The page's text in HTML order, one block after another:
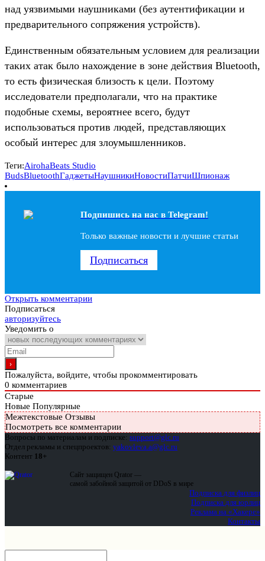
над уязвимыми наушниками (без аутентификации и
предварительного сопряжения устройств).
Единственным обязательным условием для реализации
таких атак было нахождение в зоне действия Bluetooth,
то есть физическая близость к цели. Поэтому
исследователи предполагали, что на практике
подобные схемы, вероятнее всего, будут
использоваться против людей, представляющих
особый интерес для злоумышленников.
Теги:AirohaBeats Studio
BudsBluetoothГаджетыНаушникиНовостиПатчиШпионаж
Подпишись на наc в Telegram!
Только важные новости и лучшие статьи
Подписаться
Открыть комментарии
Подписаться
авторизуйтесь
Уведомить о
Пожалуйста, войдите, чтобы прокомментировать
0 комментариев
Старые
Новые Популярные
Межтекстовые Отзывы
Посмотреть все комментарии
Вопросы по материалам и подписке: support@glc.ru
Отдел рекламы и спецпроектов: yakovleva.a@glc.ru
Контент 18+
Сайт защищен Qrator —
самой забойной защитой от DDoS в мире
Подписка для физлиц
Подписка для юрлиц
Реклама на «Хакере»
Контакты